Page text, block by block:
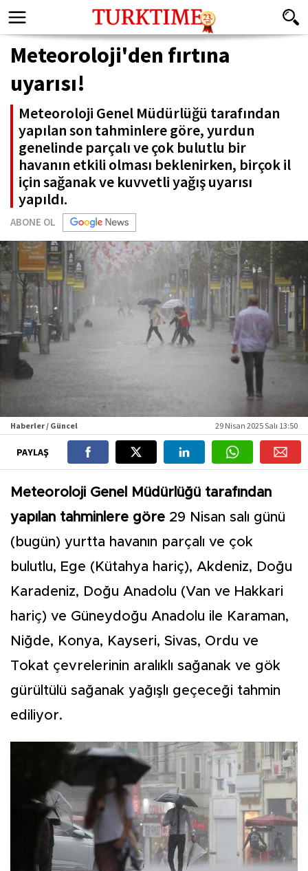
Meteoroloji'den fırtına
uyarısı!
Meteoroloji Genel Müdürlüğü tarafından
yapılan son tahminlere göre, yurdun
genelinde parçalı ve çok bulutlu bir
havanın etkili olması beklenirken, birçok il
için sağanak ve kuvvetli yağış uyarısı
yapıldı.
ABONE OL
Haberler / Güncel 29 Nisan 2025 Salı 13:50
PAYLAŞ
Meteoroloji Genel Müdürlüğü tarafından
yapılan tahminlere göre 29 Nisan salı günü
(bugün) yurtta havanın parçalı ve çok
bulutlu, Ege (Kütahya hariç), Akdeniz, Doğu
Karadeniz, Doğu Anadolu (Van ve Hakkari
hariç) ve Güneydoğu Anadolu ile Karaman,
Niğde, Konya, Kayseri, Sivas, Ordu ve
Tokat çevrelerinin aralıklı sağanak ve gök
gürültülü sağanak yağışlı geçeceği tahmin
ediliyor.